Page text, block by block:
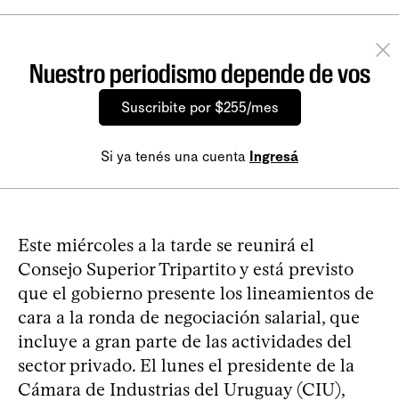
Nuestro periodismo depende de vos
Suscribite por $255/mes
Si ya tenés una cuenta Ingresá
Este miércoles a la tarde se reunirá el
Consejo Superior Tripartito y está previsto
que el gobierno presente los lineamientos de
cara a la ronda de negociación salarial, que
incluye a gran parte de las actividades del
sector privado. El lunes el presidente de la
Cámara de Industrias del Uruguay (CIU),